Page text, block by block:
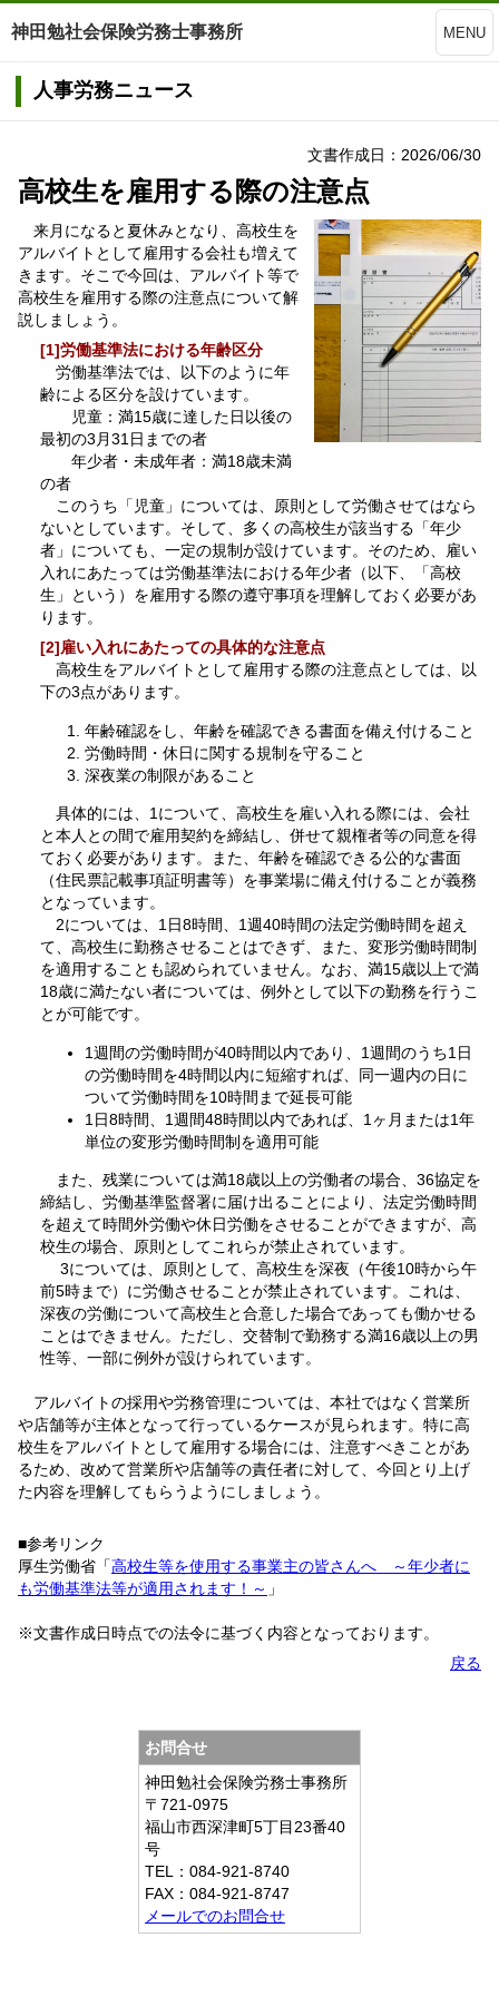
神田勉社会保険労務士事務所 MENU
人事労務ニュース
文書作成日：2026/06/30
高校生を雇用する際の注意点
来月になると夏休みとなり、高校生を
アルバイトとして雇用する会社も増えて
きます。そこで今回は、アルバイト等で
高校生を雇用する際の注意点について解
説しましょう。
[1]労働基準法における年齢区分
労働基準法では、以下のように年
齢による区分を設けています。
児童：満15歳に達した日以後の
最初の3月31日までの者
年少者・未成年者：満18歳未満
の者
このうち「児童」については、原則として労働させてはなら
ないとしています。そして、多くの高校生が該当する「年少
者」についても、一定の規制が設けています。そのため、雇い
入れにあたっては労働基準法における年少者（以下、「高校
生」という）を雇用する際の遵守事項を理解しておく必要があ
ります。
[2]雇い入れにあたっての具体的な注意点
高校生をアルバイトとして雇用する際の注意点としては、以
下の3点があります。
年齢確認をし、年齢を確認できる書面を備え付けること
労働時間・休日に関する規制を守ること
深夜業の制限があること
具体的には、1について、高校生を雇い入れる際には、会社
と本人との間で雇用契約を締結し、併せて親権者等の同意を得
ておく必要があります。また、年齢を確認できる公的な書面
（住民票記載事項証明書等）を事業場に備え付けることが義務
となっています。
2については、1日8時間、1週40時間の法定労働時間を超え
て、高校生に勤務させることはできず、また、変形労働時間制
を適用することも認められていません。なお、満15歳以上で満
18歳に満たない者については、例外として以下の勤務を行うこ
とが可能です。
1週間の労働時間が40時間以内であり、1週間のうち1日
の労働時間を4時間以内に短縮すれば、同一週内の日に
ついて労働時間を10時間まで延長可能
1日8時間、1週間48時間以内であれば、1ヶ月または1年
単位の変形労働時間制を適用可能
また、残業については満18歳以上の労働者の場合、36協定を
締結し、労働基準監督署に届け出ることにより、法定労働時間
を超えて時間外労働や休日労働をさせることができますが、高
校生の場合、原則としてこれらが禁止されています。
3については、原則として、高校生を深夜（午後10時から午
前5時まで）に労働させることが禁止されています。これは、
深夜の労働について高校生と合意した場合であっても働かせる
ことはできません。ただし、交替制で勤務する満16歳以上の男
性等、一部に例外が設けられています。
アルバイトの採用や労務管理については、本社ではなく営業所
や店舗等が主体となって行っているケースが見られます。特に高
校生をアルバイトとして雇用する場合には、注意すべきことがあ
るため、改めて営業所や店舗等の責任者に対して、今回とり上げ
た内容を理解してもらうようにしましょう。
■参考リンク
厚生労働省「高校生等を使用する事業主の皆さんへ ～年少者に
も労働基準法等が適用されます！～ 」
※文書作成日時点での法令に基づく内容となっております。
戻る
お問合せ
神田勉社会保険労務士事務所
〒721-0975
福山市西深津町5丁目23番40
号
TEL：084-921-8740
FAX：084-921-8747
メールでのお問合せ